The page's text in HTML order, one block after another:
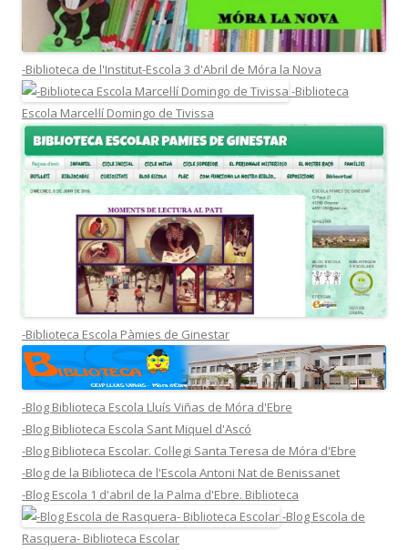
-Biblioteca de l'Institut-Escola 3 d'Abril de Móra la Nova
-Biblioteca
Escola Marcel·lí Domingo de Tivissa
-Biblioteca Escola Pàmies de Ginestar
-Blog Biblioteca Escola Lluís Viñas de Móra d'Ebre
-Blog Biblioteca Escola Sant Miquel d'Ascó
-Blog Biblioteca Escolar. Col·legi Santa Teresa de Móra d'Ebre
-Blog de la Biblioteca de l'Escola Antoni Nat de Benissanet
-Blog Escola 1 d'abril de la Palma d'Ebre. Biblioteca
-Blog Escola de
Rasquera- Biblioteca Escolar